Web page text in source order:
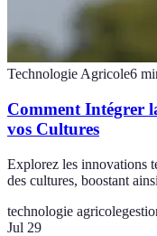
Technologie Agricole6
Comment Intégrer
vos Cultures
Explorez les innovations
des cultures, boostant
technologie agricole
Jul 29